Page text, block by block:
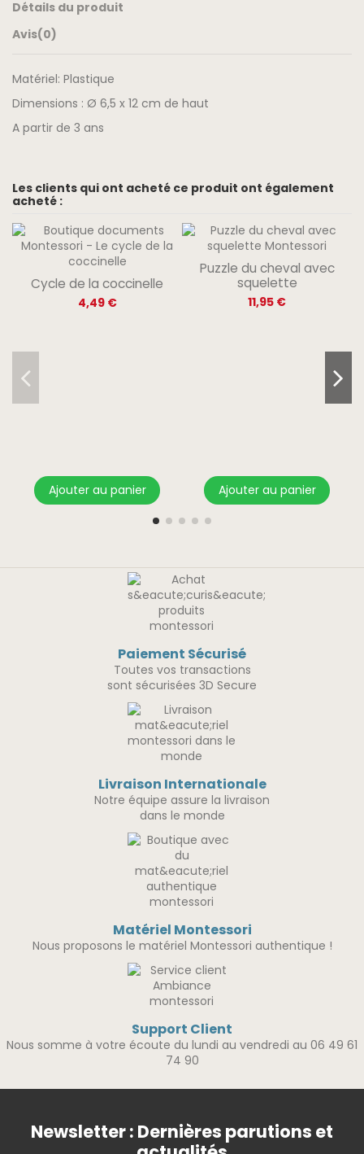
Détails du produit
Avis(0)
Matériel: Plastique
Dimensions : Ø 6,5 x 12 cm de haut
A partir de 3 ans
Les clients qui ont acheté ce produit ont également
acheté :
Cycle de la coccinelle
4,49 €
Ajouter au panier
Puzzle du cheval avec
squelette
11,95 €
Ajouter au panier
Paiement Sécurisé
Toutes vos transactions
sont sécurisées 3D Secure
Livraison Internationale
Notre équipe assure la livraison
dans le monde
Matériel Montessori
Nous proposons le matériel Montessori authentique !
Support Client
Nous somme à votre écoute du lundi au vendredi au 06 49 61
74 90
Newsletter : Dernières parutions et